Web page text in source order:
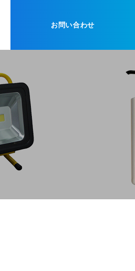
お問い合わせ